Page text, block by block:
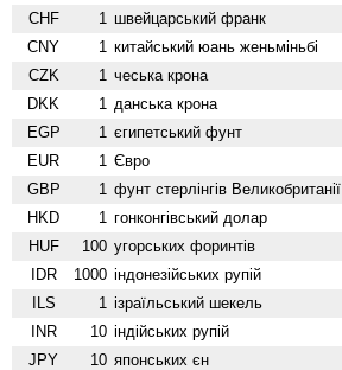
CHF 1 швейцарський франк
CNY 1 китайський юань женьмiньбi
CZK 1 чеська крона
DKK 1 данська крона
EGP 1 єгипетський фунт
EUR 1 Євро
GBP 1 фунт стерлінгів Велико­британії
HKD 1 гонконгівський долар
HUF 100 угорських форинтів
IDR 1000 індонезійських рупій
ILS 1 ізраїльський шекель
INR 10 індійських рупій
JPY 10 японських єн